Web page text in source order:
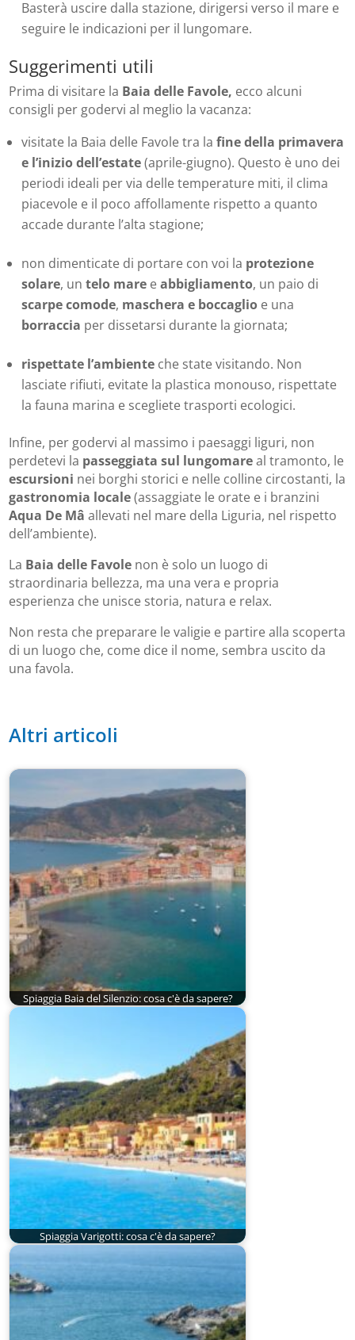
Basterà uscire dalla stazione, dirigersi verso il mare e
seguire le indicazioni per il lungomare.
Suggerimenti utili
Prima di visitare la Baia delle Favole, ecco alcuni
consigli per godervi al meglio la vacanza:
visitate la Baia delle Favole tra lafine della primavera
e l’inizio dell’estate(aprile-giugno). Questo è uno dei
periodi ideali per via delle temperature miti, il clima
piacevole e il poco affollamente rispetto a quanto
accade durante l’alta stagione;
non dimenticate di portare con voi la protezione
solare, un telo mare eabbigliamento, un paio di
scarpe comode, maschera e boccaglio e una
borraccia per dissetarsi durante la giornata;
rispettate l’ambiente che state visitando. Non
lasciate rifiuti, evitate la plastica monouso, rispettate
la fauna marina e scegliete trasporti ecologici.
Infine, per godervi al massimo i paesaggi liguri, non
perdetevi la passeggiata sul lungomareal tramonto, le
escursioni nei borghi storici e nelle colline circostanti, la
gastronomia locale(assaggiate le orate e i branzini
Aqua De Mâ allevati nel mare della Liguria, nel rispetto
dell’ambiente).
La Baia delle Favole non è solo un luogo di
straordinaria bellezza, ma una vera e propria
esperienza che unisce storia, natura e relax.
Non resta che preparare le valigie e partire alla scoperta
di un luogo che, come dice il nome, sembra uscito da
una favola.
Altri articoli
Spiaggia Baia del Silenzio: cosa c'è da sapere?
Spiaggia Varigotti: cosa c'è da sapere?